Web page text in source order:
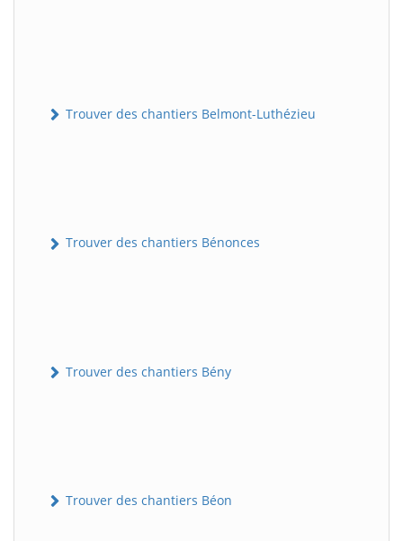
Trouver des chantiers Belmont-Luthézieu
Trouver des chantiers Bénonces
Trouver des chantiers Bény
Trouver des chantiers Béon